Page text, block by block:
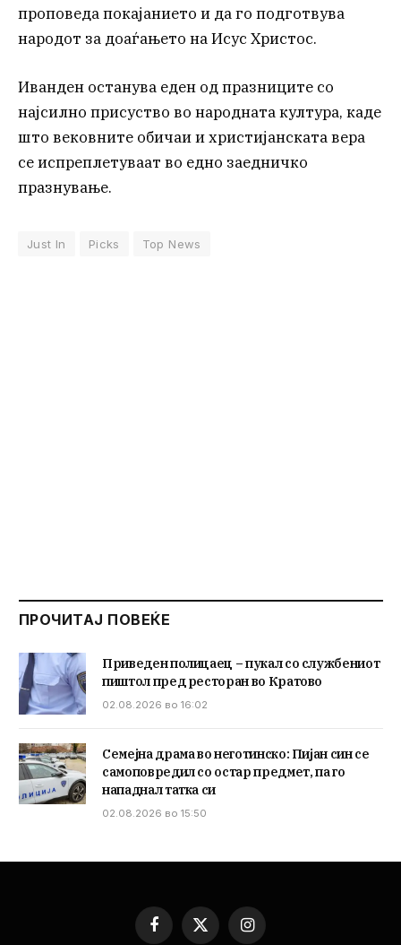
проповеда покајанието и да го подготвува
народот за доаѓањето на Исус Христос.
Иванден останува еден од празниците со
најсилно присуство во народната култура, каде
што вековните обичаи и христијанската вера
се испреплетуваат во едно заедничко
празнување.
Just In Picks Top News
ПРОЧИТАЈ ПОВЕЌЕ
Приведен полицаец – пукал со службениот
пиштол пред ресторан во Кратово
02.08.2026 во 16:02
Семејна драма во неготинско: Пијан син се
самоповредил со остар предмет, па го
нападнал татка си
02.08.2026 во 15:50
Facebook
X
Instagram